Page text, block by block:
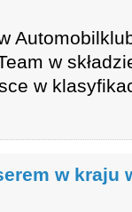
w
w
w kraju